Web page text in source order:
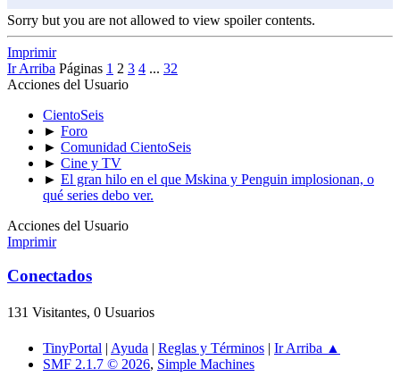
Sorry but you are not allowed to view spoiler contents.
Imprimir
Ir Arriba Páginas 1 2 3 4 ... 32
Acciones del Usuario
CientoSeis
► Foro
► Comunidad CientoSeis
► Cine y TV
► El gran hilo en el que Mskina y Penguin implosionan, o
qué series debo ver.
Acciones del Usuario
Imprimir
Conectados
131 Visitantes, 0 Usuarios
TinyPortal | Ayuda | Reglas y Términos | Ir Arriba ▲
SMF 2.1.7 © 2026, Simple Machines